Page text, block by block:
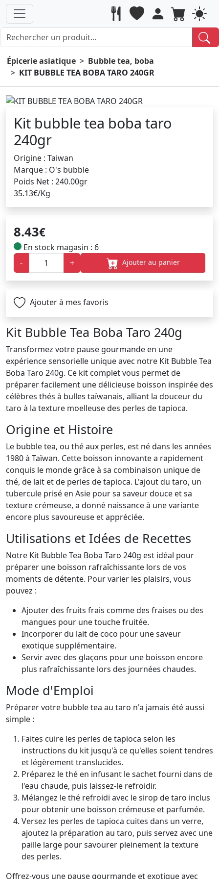
Épicerie asiatique
Bubble tea, boba
KIT BUBBLE TEA BOBA TARO 240GR
Kit bubble tea boba taro
240gr
Origine : Taiwan
Marque : O's bubble
Poids Net : 240.00gr
35.13€/Kg
8.43€
En stock magasin : 6
-
+ Ajouter au panier
Ajouter à mes favoris
Kit Bubble Tea Boba Taro 240g
Transformez votre pause gourmande en une
expérience sensorielle unique avec notre Kit Bubble Tea
Boba Taro 240g. Ce kit complet vous permet de
préparer facilement une délicieuse boisson inspirée des
célèbres thés à bulles taïwanais, alliant la douceur du
taro à la texture moelleuse des perles de tapioca.
Origine et Histoire
Le bubble tea, ou thé aux perles, est né dans les années
1980 à Taïwan. Cette boisson innovante a rapidement
conquis le monde grâce à sa combinaison unique de
thé, de lait et de perles de tapioca. L'ajout du taro, un
tubercule prisé en Asie pour sa saveur douce et sa
texture crémeuse, a donné naissance à une variante
encore plus savoureuse et appréciée.
Utilisations et Idées de Recettes
Notre Kit Bubble Tea Boba Taro 240g est idéal pour
préparer une boisson rafraîchissante lors de vos
moments de détente. Pour varier les plaisirs, vous
pouvez :
Ajouter des fruits frais comme des fraises ou des
mangues pour une touche fruitée.
Incorporer du lait de coco pour une saveur
exotique supplémentaire.
Servir avec des glaçons pour une boisson encore
plus rafraîchissante lors des journées chaudes.
Mode d'Emploi
Préparer votre bubble tea au taro n'a jamais été aussi
simple :
Faites cuire les perles de tapioca selon les
instructions du kit jusqu'à ce qu'elles soient tendres
et légèrement translucides.
Préparez le thé en infusant le sachet fourni dans de
l'eau chaude, puis laissez-le refroidir.
Mélangez le thé refroidi avec le sirop de taro inclus
pour obtenir une boisson crémeuse et parfumée.
Versez les perles de tapioca cuites dans un verre,
ajoutez la préparation au taro, puis servez avec une
paille large pour savourer pleinement la texture
des perles.
Offrez-vous une pause gourmande et exotique avec